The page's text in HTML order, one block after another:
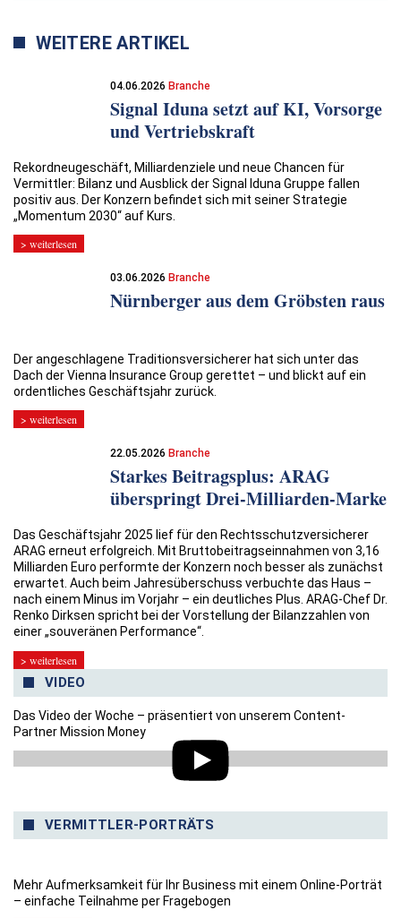
WEITERE ARTIKEL
04.06.2026Branche
Signal Iduna setzt auf KI, Vorsorge
und Vertriebskraft
Rekordneugeschäft, Milliardenziele und neue Chancen für
Vermittler: Bilanz und Ausblick der Signal Iduna Gruppe fallen
positiv aus. Der Konzern befindet sich mit seiner Strategie
„Momentum 2030“ auf Kurs.
> weiterlesen
03.06.2026 Branche
Nürnberger aus dem Gröbsten raus
Der angeschlagene Traditionsversicherer hat sich unter das
Dach der Vienna Insurance Group gerettet – und blickt auf ein
ordentliches Geschäftsjahr zurück.
> weiterlesen
22.05.2026 Branche
Starkes Beitragsplus: ARAG
überspringt Drei-Milliarden-Marke
Das Geschäftsjahr 2025 lief für den Rechtsschutzversicherer
ARAG erneut erfolgreich. Mit Bruttobeitragseinnahmen von 3,16
Milliarden Euro performte der Konzern noch besser als zunächst
erwartet. Auch beim Jahresüberschuss verbuchte das Haus –
nach einem Minus im Vorjahr – ein deutliches Plus. ARAG-Chef Dr.
Renko Dirksen spricht bei der Vorstellung der Bilanzzahlen von
einer „souveränen Performance“.
> weiterlesen
VIDEO
Das Video der Woche – präsentiert von unserem Content-
Partner Mission Money
VERMITTLER-PORTRÄTS
Mehr Aufmerksamkeit für Ihr Business mit einem Online-Porträt
– einfache Teilnahme per Fragebogen